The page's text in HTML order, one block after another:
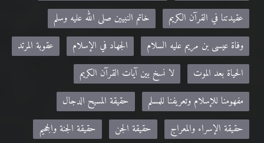
عقيدتنا في القرآن الكريم
خاتم النبيين صلى الله عليه وسلم
وفاة عيسى بن مريم عليه السلام
الجهاد في الإسلام
عقوبة المرتد
الحياة بعد الموت
لا نسخ بين آيات القرآن الكريم
مفهومنا للإسلام وتعريفنا للمسلم
حقيقة المسيح الدجال
حقيقة الإسراء والمعراج
حقيقة الجن حقيقة الجنة والجحيم